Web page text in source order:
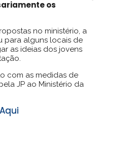
os
no ministério, a
para alguns locais de
as ideias dos jovens
com as medidas de
JP ao Ministério da